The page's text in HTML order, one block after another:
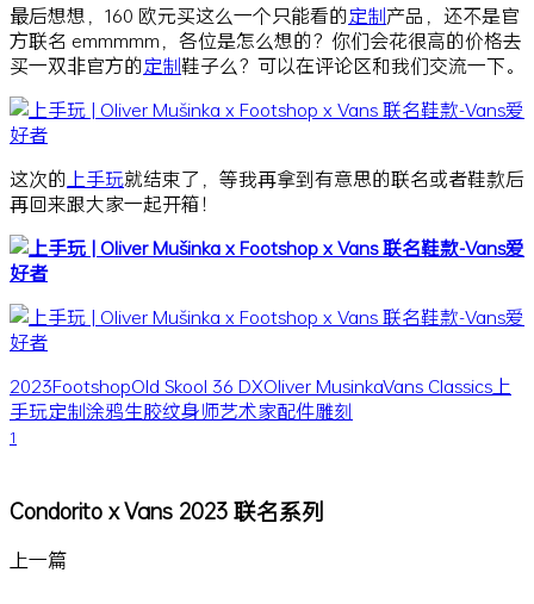
最后想想，160 欧元买这么一个只能看的定制产品，还不是官
方联名 emmmmm，各位是怎么想的？你们会花很高的价格去
买一双非官方的定制鞋子么？可以在评论区和我们交流一下。
这次的 上手玩就结束了，等我再拿到有意思的联名或者鞋款后
再回来跟大家一起开箱！
2023FootshopOld Skool 36 DXOliver MusinkaVans Classics 上
手玩定制涂鸦生胶纹身师艺术家配件雕刻
1
Condorito x Vans 2023 联名系列
上一篇